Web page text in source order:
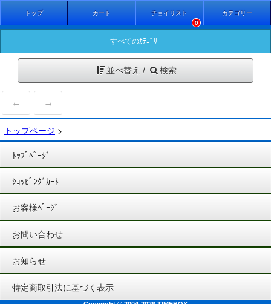
トップ カート
チョイリスト
0
カテゴリー
すべてのｶﾃｺﾞﾘｰ
並べ替え / 検索
← →
トップページ >
ﾄｯﾌﾟﾍﾟｰｼﾞ
ｼｮｯﾋﾟﾝｸﾞｶｰﾄ
お客様ﾍﾟｰｼﾞ
お問い合わせ
お知らせ
特定商取引法に基づく表示